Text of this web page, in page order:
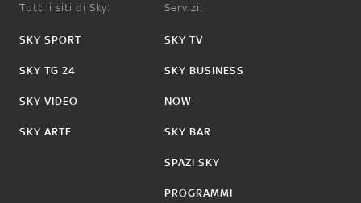
Tutti i siti di Sky:
SKY SPORT
SKY TG 24
SKY VIDEO
SKY ARTE
Servizi:
SKY TV
SKY BUSINESS
NOW
SKY BAR
SPAZI SKY
PROGRAMMI